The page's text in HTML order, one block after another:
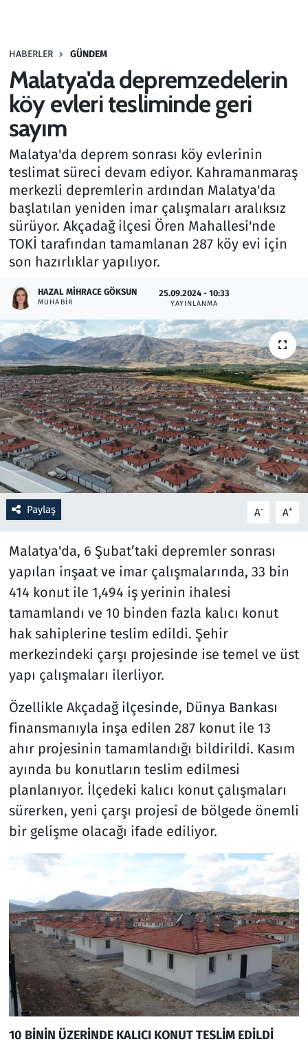
HABERLER GÜNDEM
Malatya'da depremzedelerin
köy evleri tesliminde geri
sayım
Malatya'da deprem sonrası köy evlerinin
teslimat süreci devam ediyor. Kahramanmaraş
merkezli depremlerin ardından Malatya'da
başlatılan yeniden imar çalışmaları aralıksız
sürüyor. Akçadağ ilçesi Ören Mahallesi'nde
TOKİ tarafından tamamlanan 287 köy evi için
son hazırlıklar yapılıyor.
HAZAL MIHRACE GÖKSUN
MUHABIR
25.09.2024 - 10:33
YAYINLANMA
Paylaş A- A+
Malatya'da, 6 Şubat’taki depremler sonrası
yapılan inşaat ve imar çalışmalarında, 33 bin
414 konut ile 1,494 iş yerinin ihalesi
tamamlandı ve 10 binden fazla kalıcı konut
hak sahiplerine teslim edildi. Şehir
merkezindeki çarşı projesinde ise temel ve üst
yapı çalışmaları ilerliyor.
Özellikle Akçadağ ilçesinde, Dünya Bankası
finansmanıyla inşa edilen 287 konut ile 13
ahır projesinin tamamlandığı bildirildi. Kasım
ayında bu konutların teslim edilmesi
planlanıyor. İlçedeki kalıcı konut çalışmaları
sürerken, yeni çarşı projesi de bölgede önemli
bir gelişme olacağı ifade ediliyor.
10 BİNİN ÜZERİNDE KALICI KONUT TESLİM EDİLDİ
Haber
Kültür Sanat
Kurumsal Haberler
Lezzet Durağı
Memur ve Kamu
Otomobil
Oyun
Ramazan
Resmi İlanlar
Rüya Tabirleri
Sağlık
Savunma Sanayi
Seçim 2023
Spor
Teknoloji ve Bilim
Televizyon